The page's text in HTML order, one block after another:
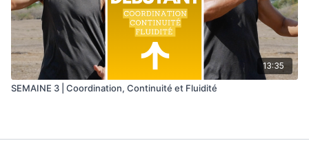
13:35
SEMAINE 3 | Coordination, Continuité et Fluidité